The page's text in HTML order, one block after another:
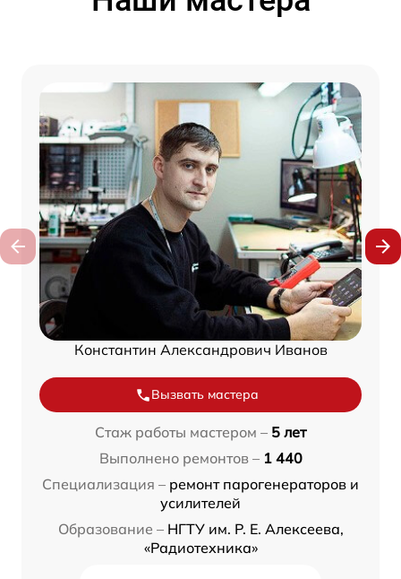
Константин Александрович Иванов
Вызвать мастера
Стаж работы мастером – 5 лет
Выполнено ремонтов – 1 440
Специализация – ремонт парогенераторов и
усилителей
Образование – НГТУ им. Р. Е. Алексеева,
«Радиотехника»